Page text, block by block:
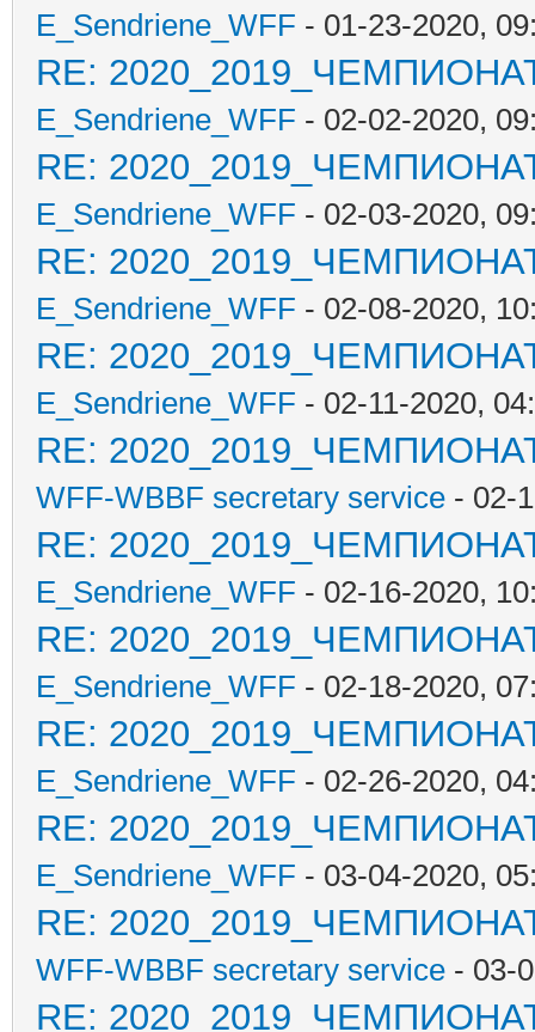
E_Sendriene_WFF - 01-23-2020,
RE:
E_Sendriene_WFF - 02-02-2020,
RE:
E_Sendriene_WFF - 02-03-2020,
RE:
E_Sendriene_WFF - 02-08-2020,
RE:
E_Sendriene_WFF - 02-11-2020,
RE:
WFF-WBBF secretary service - 02-
RE:
E_Sendriene_WFF - 02-16-2020,
RE:
E_Sendriene_WFF - 02-18-2020,
RE:
E_Sendriene_WFF - 02-26-2020,
RE:
E_Sendriene_WFF - 03-04-2020,
RE:
WFF-WBBF secretary service - 03-
RE: